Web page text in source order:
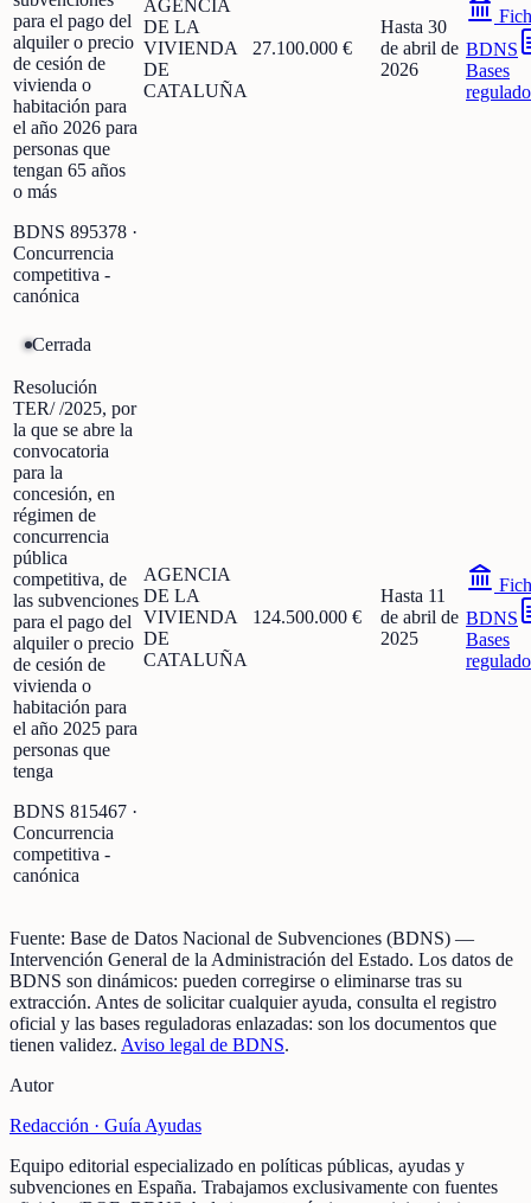
para el pago del
alquiler o precio
de cesión de
vivienda o
habitación para
el año 2026 para
personas que
tengan 65 años
o más
BDNS 895378 ·
Concurrencia
competitiva -
canónica
AGENCIA
DE LA
VIVIENDA
DE
CATALUÑA
27.100.000 €
Hasta 30
de abril de
2026
BDNS
Bases
Cerrada
Resolución
TER/ /2025, por
la que se abre la
convocatoria
para la
concesión, en
régimen de
concurrencia
pública
competitiva, de
las subvenciones
para el pago del
alquiler o precio
de cesión de
vivienda o
habitación para
el año 2025 para
personas que
tenga
BDNS 815467 ·
Concurrencia
competitiva -
canónica
AGENCIA
DE LA
VIVIENDA
DE
CATALUÑA
124.500.000 €
Hasta 11
de abril de
2025
BDNS
Bases
Fuente: Base de Datos Nacional de Subvenciones (BDNS) —
Intervención General de la Administración del Estado. Los datos de
BDNS son dinámicos: pueden corregirse o eliminarse tras su
extracción. Antes de solicitar cualquier ayuda, consulta el registro
oficial y las bases reguladoras enlazadas: son los documentos que
tienen validez. Aviso legal de BDNS.
Autor
Redacción · Guía Ayudas
Equipo editorial especializado en políticas públicas, ayudas y
subvenciones en España. Trabajamos exclusivamente con fuentes